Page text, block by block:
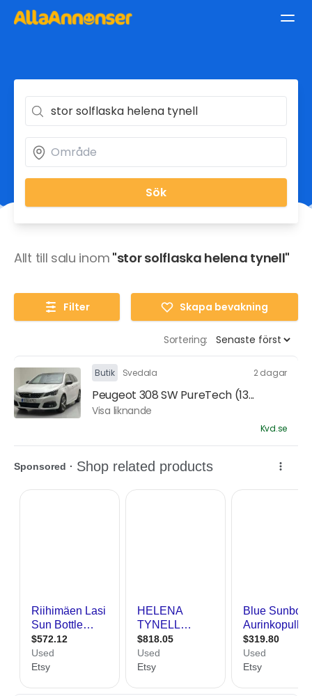
Sök
Allt till salu inom "stor solflaska helena tynell"
Filter Skapa bevakning
Sortering:
Butik Svedala 2 dagar
Peugeot 308 SW PureTech (13...
Visa liknande
Kvd.se